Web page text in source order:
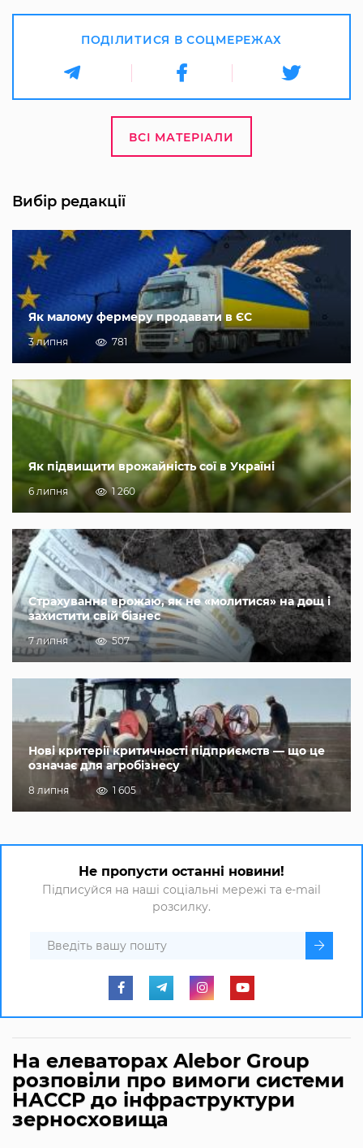
ПОДІЛИТИСЯ В СОЦМЕРЕЖАХ
ВСІ МАТЕРІАЛИ
Вибір редакції
Як малому фермеру продавати в ЄС
3 липня 781
Як підвищити врожайність сої в Україні
6 липня 1 260
Страхування врожаю, як не «молитися» на дощ і
захистити свій бізнес
7 липня 507
Нові критерії критичності підприємств — що це
означає для агробізнесу
8 липня 1 605
Не пропусти останні новини!
Підписуйся на наші соціальні мережі та e-mail
розсилку.
На елеваторах Alebor Group
розповіли про вимоги системи
НАССР до інфраструктури
зерносховища